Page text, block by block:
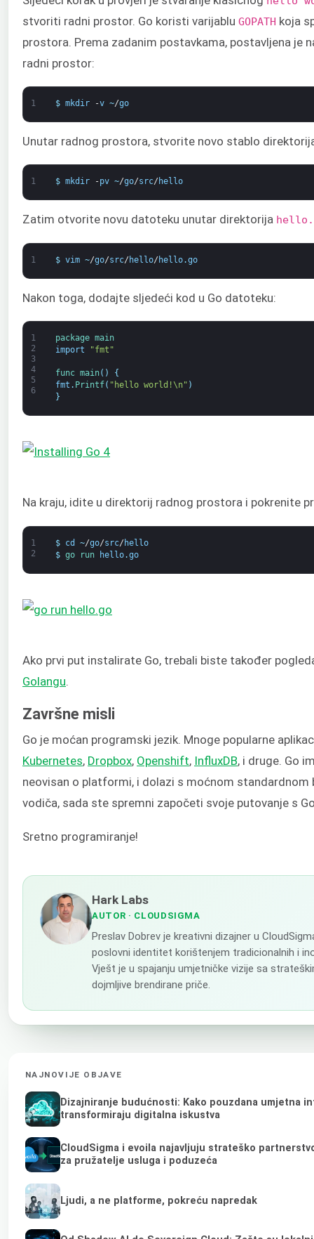
stvoriti radni prostor. Go koristi varijablu GOPATH koja
prostora. Prema zadanim postavkama, postavljena je
radni prostor:
1 $ mkdir -v ~/go
Unutar radnog prostora, stvorite novo stablo
1 $ mkdir -pv ~/go/src/ hello
Zatim otvorite novu datoteku unutar direktorija
1 $ vim ~/go/src/ hello/ hello.go
Nakon toga, dodajte sljedeći kod u Go datoteku:
1
2
3
4
5
6
package main
import
"fmt"
func main( )
{
fmt . Printf( "hello world!\n" )
}
Na kraju, idite u direktorij radnog prostora i pokrenite
1
2
$ cd ~/go/src/ hello
$ go run hello.go
Ako prvi put instalirate Go, trebali biste također
Golangu.
Završne misli
Go je moćan programski jezik. Mnoge popularne
Kubernetes, Dropbox, Openshift, InfluxDB, i druge. Go
neovisan o platformi, i dolazi s moćnom
vodiča, sada ste spremni započeti svoje putovanje s
Sretno programiranje!
Hark Labs
AUTOR · CLOUDSIGMA
Preslav Dobrev je kreativni dizajner u
poslovni identitet korištenjem tradicionalnih i
Vješt je u spajanju umjetničke vizije sa
dojmljive brendirane priče.
NAJNOVIJE OBJAVE
Dizajniranje budućnosti: Kako pouzdana umjetna
transformiraju digitalna iskustva
CloudSigma i evoila najavljuju strateško
za pružatelje usluga i poduzeća
Ljudi, a ne platforme, pokreću napredak